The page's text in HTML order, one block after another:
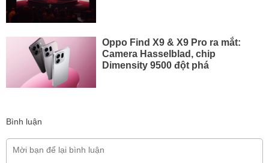
Oppo Find X9 & X9 Pro ra mắt:
Camera Hasselblad, chip
Dimensity 9500 đột phá
Bình luận